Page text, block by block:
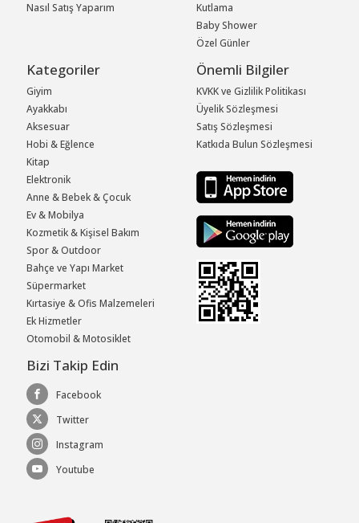
Nasıl Satış Yaparım
Kutlama
Baby Shower
Özel Günler
Kategoriler
Giyim
Ayakkabı
Aksesuar
Hobi & Eğlence
Kitap
Elektronik
Anne & Bebek & Çocuk
Ev & Mobilya
Kozmetik & Kişisel Bakım
Spor & Outdoor
Bahçe ve Yapı Market
Süpermarket
Kırtasiye & Ofis Malzemeleri
Ek Hizmetler
Otomobil & Motosiklet
Önemli Bilgiler
KVKK ve Gizlilik Politikası
Üyelik Sözleşmesi
Satış Sözleşmesi
Katkıda Bulun Sözleşmesi
Bizi Takip Edin
Facebook
Twitter
Instagram
Youtube